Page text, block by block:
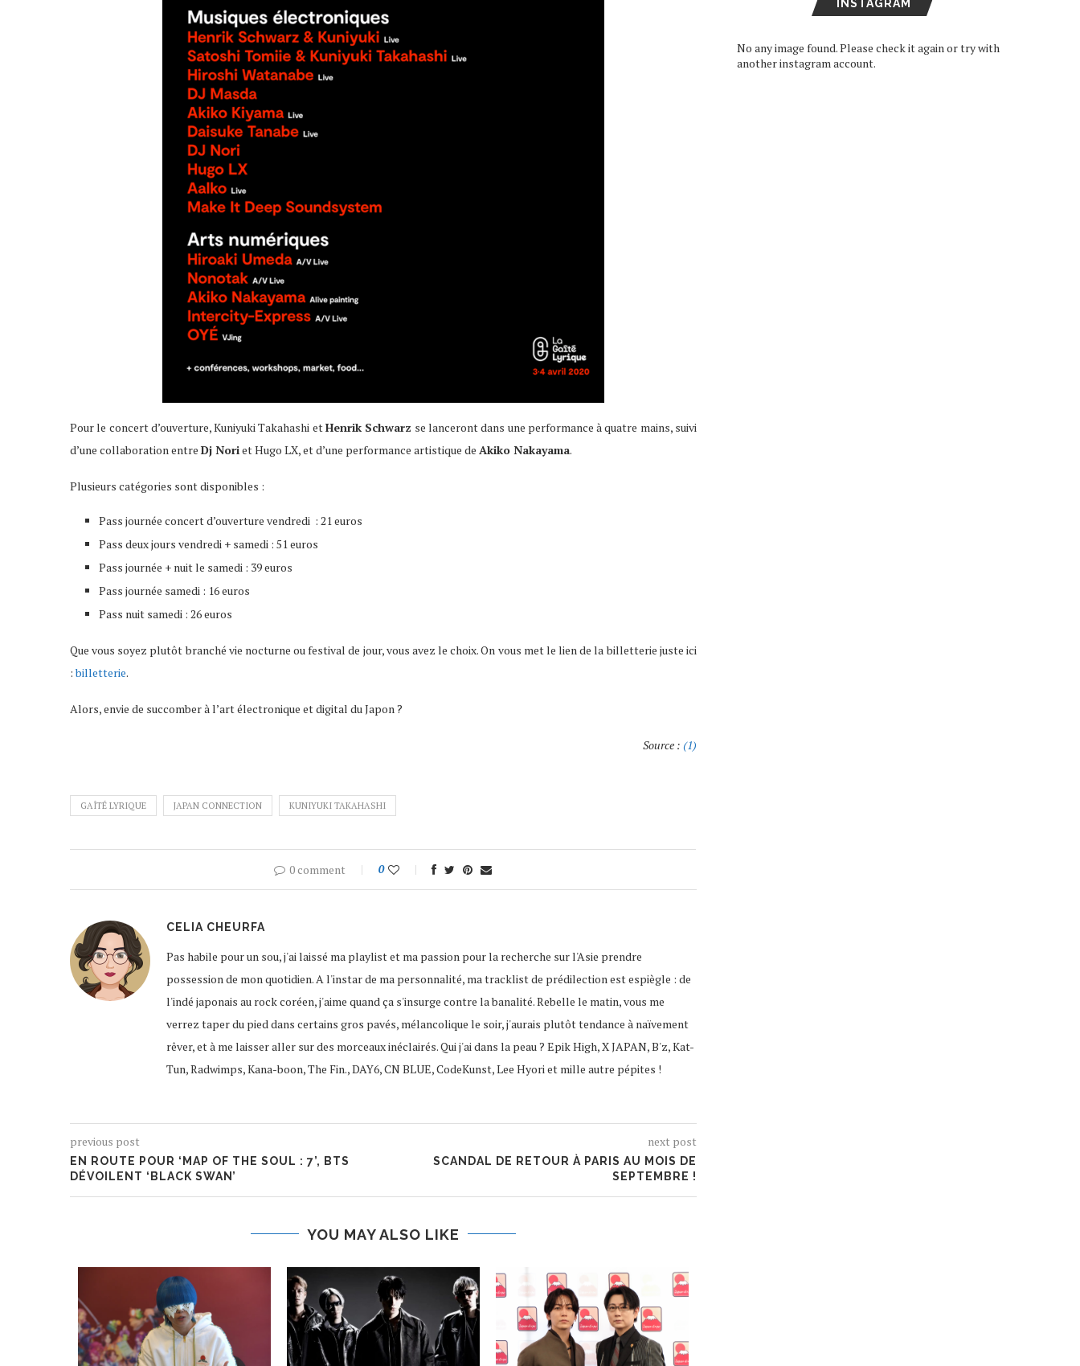
Pour le concert d’ouverture, Kuniyuki Takahashi etHenrik Schwarz se lanceront dans une performance à quatre mains, suivi
d’une collaboration entre Dj Noriet Hugo LX, et d’une performance artistique de Akiko Nakayama.
Plusieurs catégories sont disponibles :
Pass journée concert d’ouverture vendredi : 21 euros
Pass deux jours vendredi + samedi : 51 euros
Pass journée + nuit le samedi : 39 euros
Pass journée samedi : 16 euros
Pass nuit samedi : 26 euros
Que vous soyez plutôt branché vie nocturne ou festival de jour, vous avez le choix. On vous met le lien de la billetterie juste ici
:billetterie.
Alors, envie de succomber à l’art électronique et digital du Japon ?
Source : (1)
GAÎTÉ LYRIQUE JAPAN CONNECTION KUNIYUKI TAKAHASHI
0 comment 0
CELIA CHEURFA
Pas habile pour un sou, j'ai laissé ma playlist et ma passion pour la recherche sur l'Asie prendre
possession de mon quotidien. A l'instar de ma personnalité, ma tracklist de prédilection est espiègle : de
l'indé japonais au rock coréen, j'aime quand ça s'insurge contre la banalité. Rebelle le matin, vous me
verrez taper du pied dans certains gros pavés, mélancolique le soir, j'aurais plutôt tendance à naïvement
rêver, et à me laisser aller sur des morceaux inéclairés. Qui j'ai dans la peau ? Epik High, X JAPAN, B'z, Kat-
Tun, Radwimps, Kana-boon, The Fin., DAY6, CN BLUE, CodeKunst, Lee Hyori et mille autre pépites !
previous post
EN ROUTE POUR ‘MAP OF THE SOUL : 7’, BTS
DÉVOILENT ‘BLACK SWAN’
next post
SCANDAL DE RETOUR À PARIS AU MOIS DE
SEPTEMBRE !
YOU MAY ALSO LIKE
INSTAGRAM
No any image found. Please check it again or try with
another instagram account.